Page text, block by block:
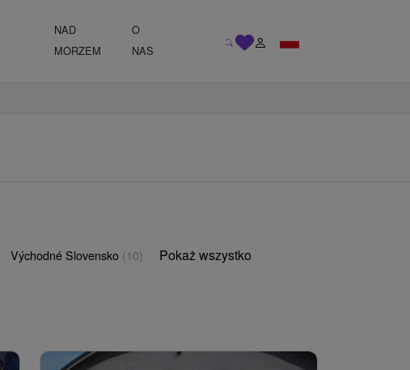
NAD
MORZEM
O
NAS
Východné Slovensko (10) Pokaż wszystko